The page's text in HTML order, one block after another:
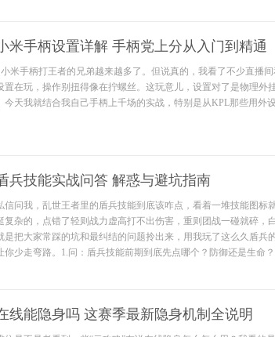
米手柄设置详解 手柄党上分从入门到精通
米手柄打王者的兄弟越来越多了。但说真的，我看了不少直播
置在玩，操作别扭得像在拧螺丝。这玩意儿，设置对了是物理外
今天我就结合我自己手柄上千场的实战，特别是从KPL那些用外
兵技能实战问答 解惑与避坑指南
信问我，乱世王者里的盾兵技能到底该咋点，看着一堆技能图标
复杂的，点错了轻则战力虚高打不出伤害，重则团战一碰就碎，
是把大家常踩的坑和最纠结的问题拎出来，用我玩了这么久盾兵
你少走弯路。1.问：盾兵技能前期到底先点哪个？防御还是生命
线能隐身吗 这赛季最新隐身机制全说明